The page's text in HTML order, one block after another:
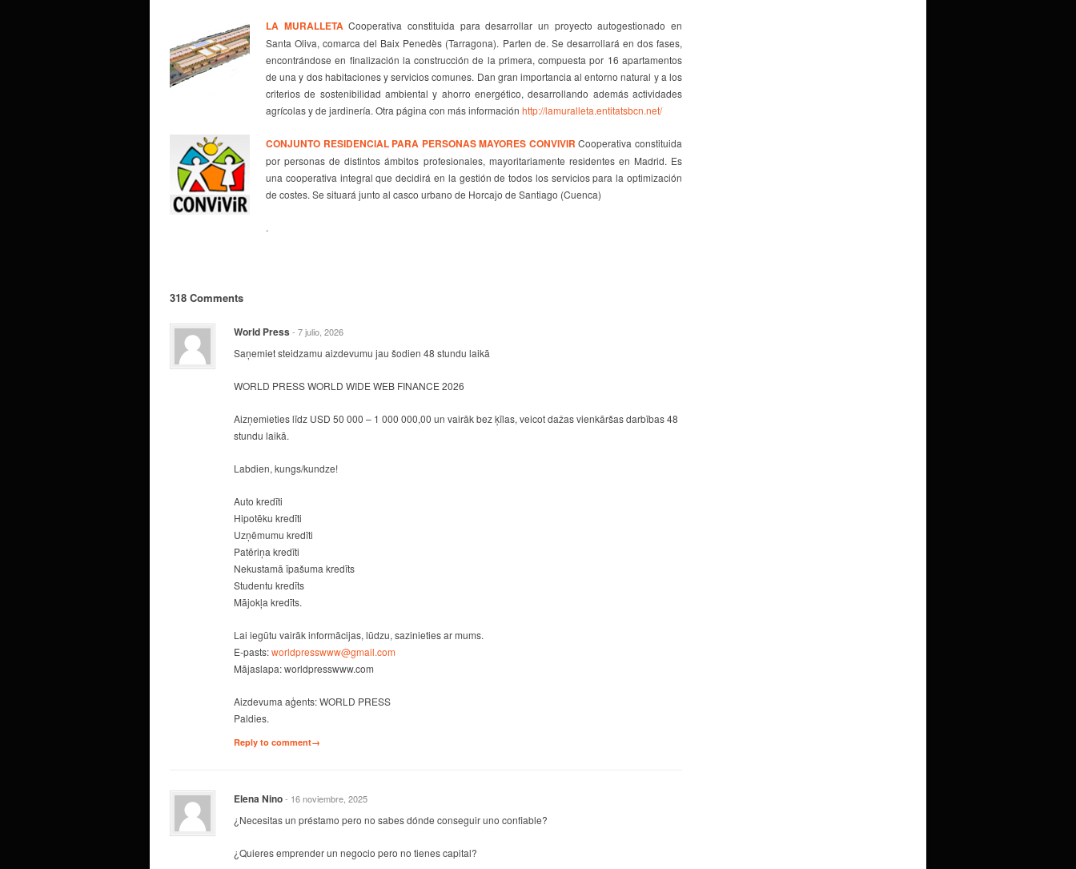
LA MURALLETA Cooperativa constituida para desarrollar un proyecto autogestionado en
Santa Oliva, comarca del Baix Penedès (Tarragona). Parten de. Se desarrollará en dos fases,
encontrándose en finalización la construcción de la primera, compuesta por 16 apartamentos
de una y dos habitaciones y servicios comunes. Dan gran importancia al entorno natural y a los
criterios de sostenibilidad ambiental y ahorro energético, desarrollando además actividades
agrícolas y de jardinería. Otra página con más información http://lamuralleta.entitatsbcn.net/
CONJUNTO RESIDENCIAL PARA PERSONAS MAYORES CONVIVIR Cooperativa constituida
por personas de distintos ámbitos profesionales, mayoritariamente residentes en Madrid. Es
una cooperativa integral que decidirá en la gestión de todos los servicios para la optimización
de costes. Se situará junto al casco urbano de Horcajo de Santiago (Cuenca)
.
318 Comments
World Press - 7 julio, 2026
Saņemiet steidzamu aizdevumu jau šodien 48 stundu laikā
WORLD PRESS WORLD WIDE WEB FINANCE 2026
Aizņemieties līdz USD 50 000 – 1 000 000,00 un vairāk bez ķīlas, veicot dažas vienkāršas darbības 48
stundu laikā.
Labdien, kungs/kundze!
Auto kredīti
Hipotēku kredīti
Uzņēmumu kredīti
Patēriņa kredīti
Nekustamā īpašuma kredīts
Studentu kredīts
Mājokļa kredīts.
Lai iegūtu vairāk informācijas, lūdzu, sazinieties ar mums.
E-pasts:worldpresswww@gmail.com
Mājaslapa: worldpresswww.com
Aizdevuma aģents: WORLD PRESS
Paldies.
Reply to comment→
Elena Nino- 16 noviembre, 2025
¿Necesitas un préstamo pero no sabes dónde conseguir uno confiable?
¿Quieres emprender un negocio pero no tienes capital?